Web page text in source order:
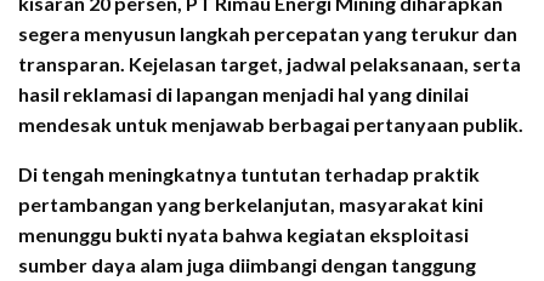
segera menyusun langkah percepatan yang terukur dan
transparan. Kejelasan target, jadwal pelaksanaan, serta
hasil reklamasi di lapangan menjadi hal yang dinilai
mendesak untuk menjawab berbagai pertanyaan publik.
Di tengah meningkatnya tuntutan terhadap praktik
pertambangan yang berkelanjutan, masyarakat kini
menunggu bukti nyata bahwa kegiatan eksploitasi
sumber daya alam juga diimbangi dengan tanggung